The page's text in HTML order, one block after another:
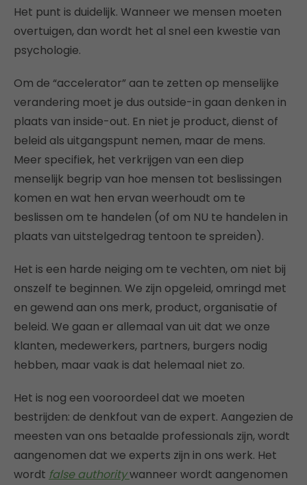
Het punt is duidelijk. Wanneer we mensen moeten
overtuigen, dan wordt het al snel een kwestie van
psychologie.
Om de “accelerator” aan te zetten op menselijke
verandering moet je dus outside-in gaan denken in
plaats van inside-out. En niet je product, dienst of
beleid als uitgangspunt nemen, maar de mens.
Meer specifiek, het verkrijgen van een diep
menselijk begrip van hoe mensen tot beslissingen
komen en wat hen ervan weerhoudt om te
beslissen om te handelen (of om NU te handelen in
plaats van uitstelgedrag tentoon te spreiden).
Het is een harde neiging om te vechten, om niet bij
onszelf te beginnen. We zijn opgeleid, omringd met
en gewend aan ons merk, product, organisatie of
beleid. We gaan er allemaal van uit dat we onze
klanten, medewerkers, partners, burgers nodig
hebben, maar vaak is dat helemaal niet zo.
Het is nog een vooroordeel dat we moeten
bestrijden: de denkfout van de expert. Aangezien de
meesten van ons betaalde professionals zijn, wordt
aangenomen dat we experts zijn in ons werk. Het
wordt false authoritywanneer wordt aangenomen